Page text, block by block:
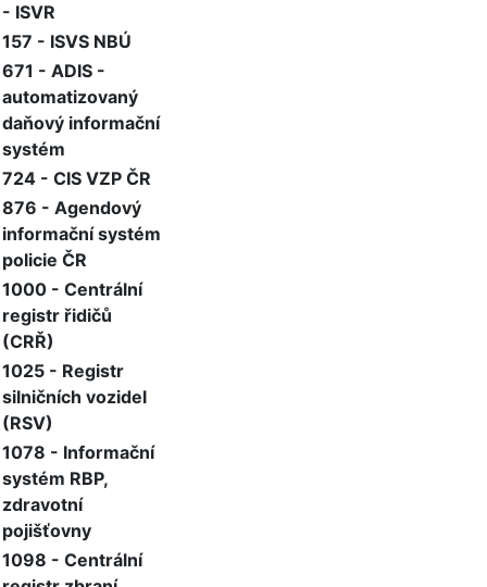
- ISVR
157 - ISVS NBÚ
671 - ADIS -
automatizovaný
daňový informační
systém
724 - CIS VZP ČR
876 - Agendový
informační systém
policie ČR
1000 - Centrální
registr řidičů
(CRŘ)
1025 - Registr
silničních vozidel
(RSV)
1078 - Informační
systém RBP,
zdravotní
pojišťovny
1098 - Centrální